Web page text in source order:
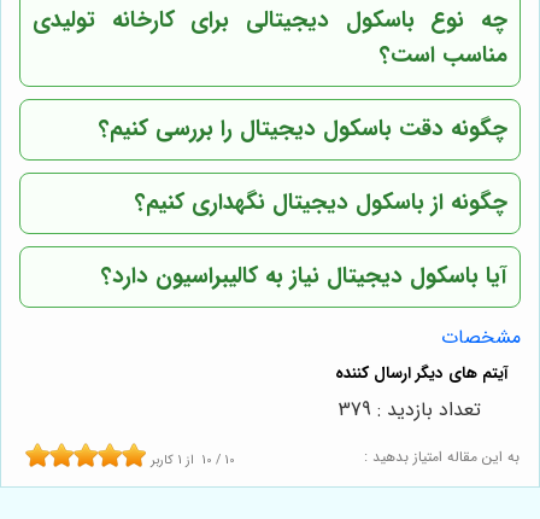
چه نوع باسکول دیجیتالی برای کارخانه تولیدی
مناسب است؟
چگونه دقت باسکول دیجیتال را بررسی کنیم؟
چگونه از باسکول دیجیتال نگهداری کنیم؟
آیا باسکول دیجیتال نیاز به کالیبراسیون دارد؟
مشخصات
به این مقاله امتیاز بدهید : 10 / 10 از1 کاربر
تعداد بازدید : 379